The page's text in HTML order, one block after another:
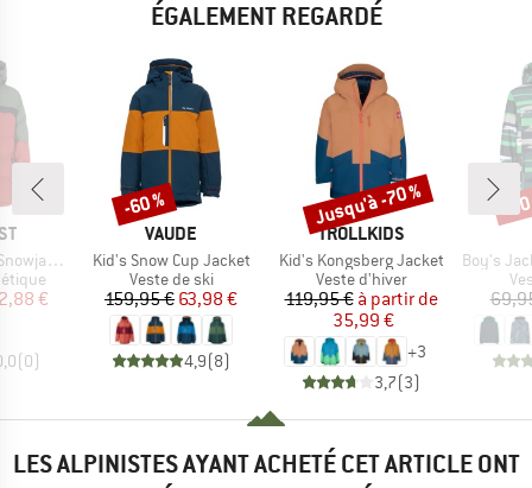
ÉGALEMENT REGARDÉ
réduit
€
(0)
MARQUE
VAUDE
Article
Kid's Snow Cup Jacket
Product group
Veste de ski
Prix
159,95 €Prix réduit
63,98 €
4,9(8)
Remise
-60 %
MARQUE
TROLLKIDS
Article
Kid's Kongsberg Jacket
Product group
Veste d'hiver
Prix
119,95 € Prix réduit
à partir de
35,99 €
+3
3,7(3)
Remise
Jusqu'à -70 %
Article
Boy's Jacket
-
LES ALPINISTES AYANT ACHETÉ CET ARTICLE ONT